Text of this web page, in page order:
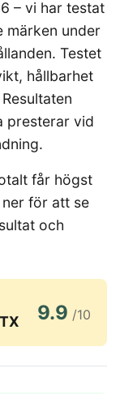
Kockkniv
Köksassistent
Liten airfryer
Mikrovågsugn
Gasol
Skärbräda
Smashjärn
VITVAROR
Hörlurar
linser
linser
tillskott
– vi har testat
märken under
Testet
hållbarhet
presterar vid
får högst
för att se
och
9.9 /10